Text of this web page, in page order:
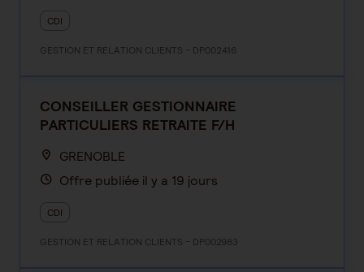
CDI
GESTION ET RELATION CLIENTS - DP002416
CONSEILLER GESTIONNAIRE
PARTICULIERS RETRAITE F/H
GRENOBLE
Offre publiée il y a 19 jours
CDI
GESTION ET RELATION CLIENTS - DP002983